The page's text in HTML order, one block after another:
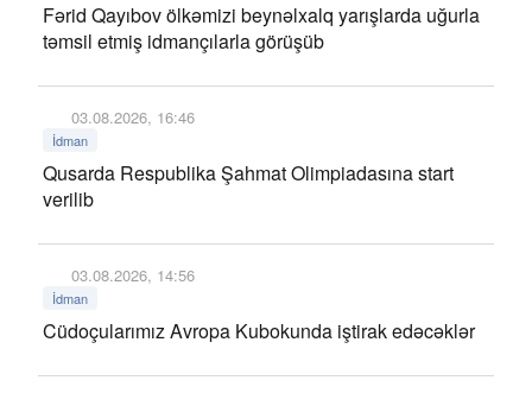
Fərid Qayıbov ölkəmizi beynəlxalq yarışlarda uğurla
təmsil etmiş idmançılarla görüşüb
03.08.2026, 16:46
İdman
Qusarda Respublika Şahmat Olimpiadasına start
verilib
03.08.2026, 14:56
İdman
Cüdoçularımız Avropa Kubokunda iştirak edəcəklər